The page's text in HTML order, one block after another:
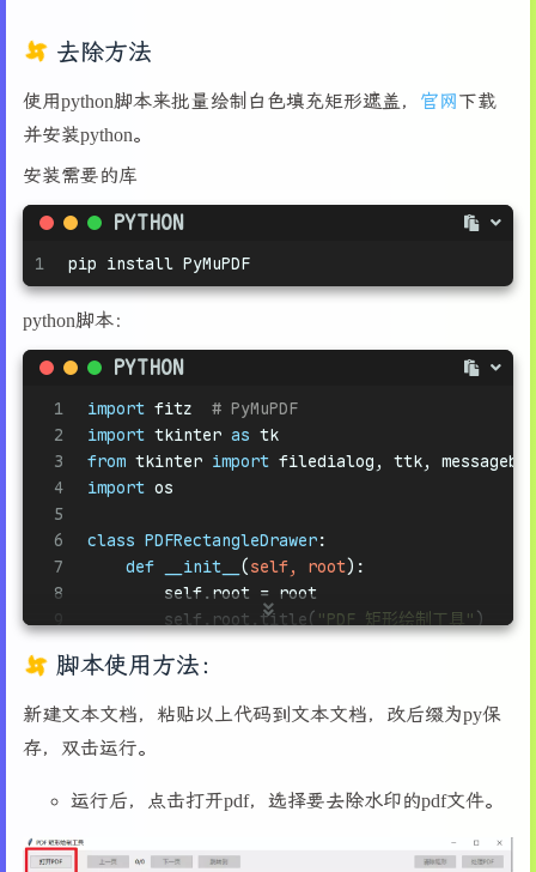
去除方法
使用python脚本来批量绘制白色填充矩形遮盖， 官网下载
并安装python。
安装需要的库
PYTHON
1 pip install PyMuPDF
python脚本：
PYTHON
1
2
3
4
5
6
7
8
11
13
14
16
18
import fitz # PyMuPDF
import tkinter as tk
from tkinter import filedialog, ttk,
import os
class PDFRectangleDrawer:
def
__init__ (self, root):
        self.root = root
        self.root.title(
"PDF 矩形绘制工具" )
        self.pdf_path =
None
        self.doc =
        self.total_pages =
0
        self.start_x =
脚本使用方法：
新建文本文档，粘贴以上代码到文本文档，改后缀为py保
存，双击运行。
运行后，点击打开pdf，选择要去除水印的pdf文件。